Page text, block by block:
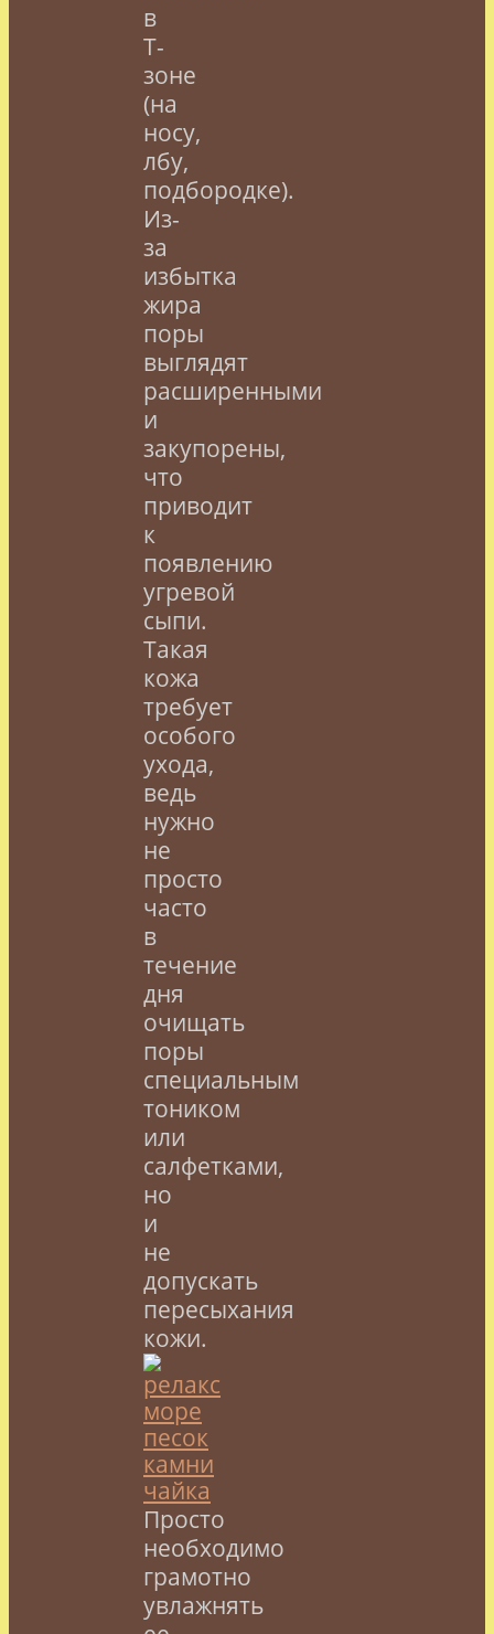
в
Т-
зоне
(на
носу,
лбу,
подбородке).
Из-
за
избытка
жира
поры
выглядят
расширенными
и
закупорены,
что
приводит
к
появлению
угревой
сыпи.
Такая
кожа
требует
особого
ухода,
ведь
нужно
не
просто
часто
в
течение
дня
очищать
поры
специальным
тоником
или
салфетками,
но
и
не
допускать
пересыхания
кожи.
Просто
необходимо
грамотно
увлажнять